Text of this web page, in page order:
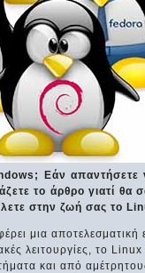
Εάν απαντήσετε
το άρθρο γιατί
στην ζωή σας το
μια αποτελεσματική
λειτουργίες, το
και από